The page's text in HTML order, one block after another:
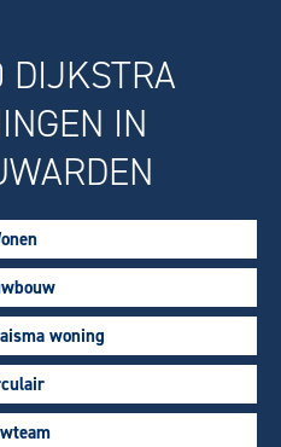
DIJKSTRA
IN
woning